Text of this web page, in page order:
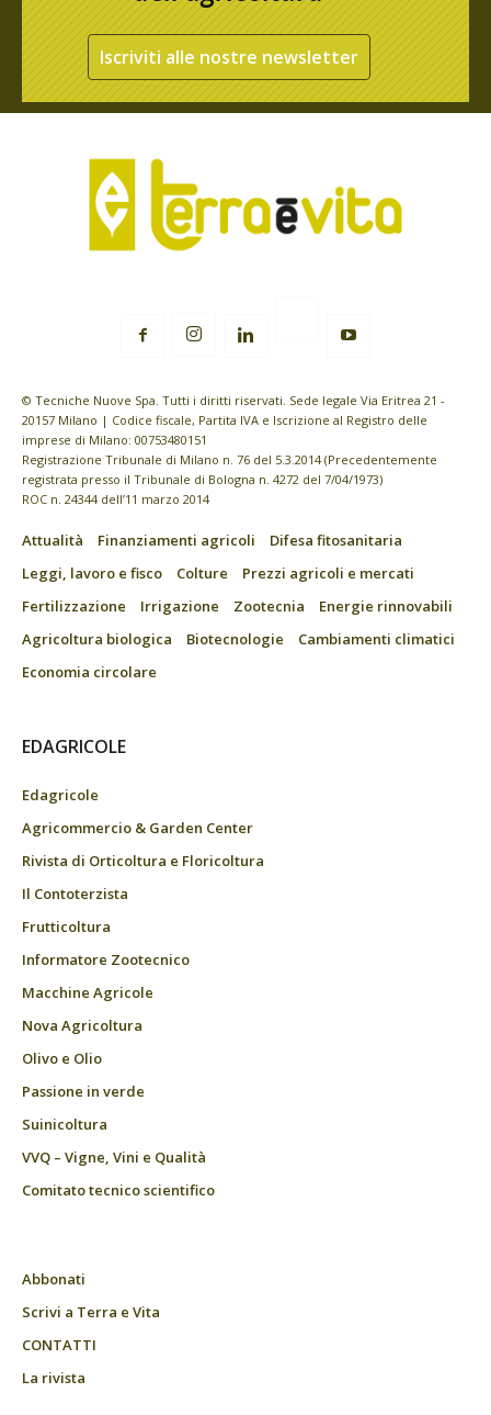
Iscriviti alle nostre newsletter
© Tecniche Nuove Spa. Tutti i diritti riservati. Sede legale Via Eritrea 21 -
20157 Milano | Codice fiscale, Partita IVA e Iscrizione al Registro delle
imprese di Milano: 00753480151
Registrazione Tribunale di Milano n. 76 del 5.3.2014 (Precedentemente
registrata presso il Tribunale di Bologna n. 4272 del 7/04/1973)
ROC n. 24344 dell’11 marzo 2014
Attualità Finanziamenti agricoli
Difesa fitosanitaria
Leggi, lavoro e fisco
Colture
Prezzi agricoli e mercati
Fertilizzazione
Irrigazione Zootecnia
Energie rinnovabili
Agricoltura biologica
Biotecnologie
Cambiamenti climatici
Economia circolare
EDAGRICOLE
Edagricole
Agricommercio & Garden Center
Rivista di Orticoltura e Floricoltura
Il Contoterzista
Frutticoltura
Informatore Zootecnico
Macchine Agricole
Nova Agricoltura
Olivo e Olio
Passione in verde
Suinicoltura
VVQ – Vigne, Vini e Qualità
Comitato tecnico scientifico
Abbonati
Scrivi a Terra e Vita
CONTATTI
La rivista